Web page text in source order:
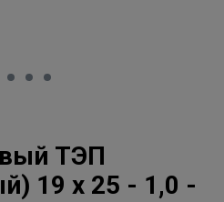
ТЭП
19 х 25 - 1,0 -